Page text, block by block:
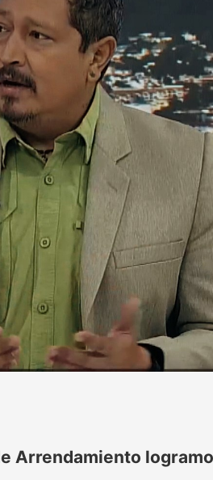
Arrendamiento